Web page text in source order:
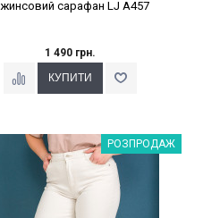
сарафан LJ A457
1 490 грн.
Наклейки Варіант з %РОЗПРОДАЖ